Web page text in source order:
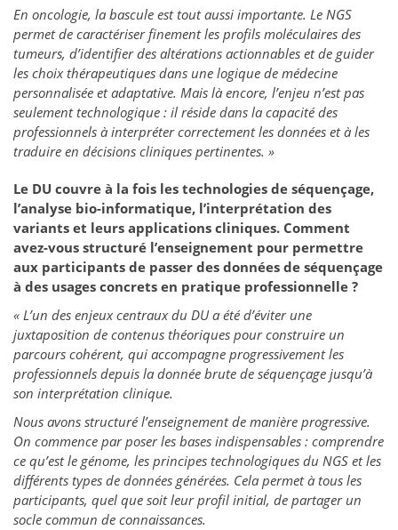
En oncologie, la bascule est tout aussi importante. Le NGS
permet de caractériser finement les profils moléculaires des
tumeurs, d’identifier des altérations actionnables et de guider
les choix thérapeutiques dans une logique de médecine
personnalisée et adaptative. Mais là encore, l’enjeu n’est pas
seulement technologique : il réside dans la capacité des
professionnels à interpréter correctement les données et à les
traduire en décisions cliniques pertinentes. »
Le DU couvre à la fois les technologies de séquençage,
l’analyse bio-informatique, l’interprétation des
variants et leurs applications cliniques. Comment
avez-vous structuré l’enseignement pour permettre
aux participants de passer des données de séquençage
à des usages concrets en pratique professionnelle ?
« L’un des enjeux centraux du DU a été d’éviter une
juxtaposition de contenus théoriques pour construire un
parcours cohérent, qui accompagne progressivement les
professionnels depuis la donnée brute de séquençage jusqu’à
son interprétation clinique.
Nous avons structuré l’enseignement de manière progressive.
On commence par poser les bases indispensables : comprendre
ce qu’est le génome, les principes technologiques du NGS et les
différents types de données générées. Cela permet à tous les
participants, quel que soit leur profil initial, de partager un
socle commun de connaissances.